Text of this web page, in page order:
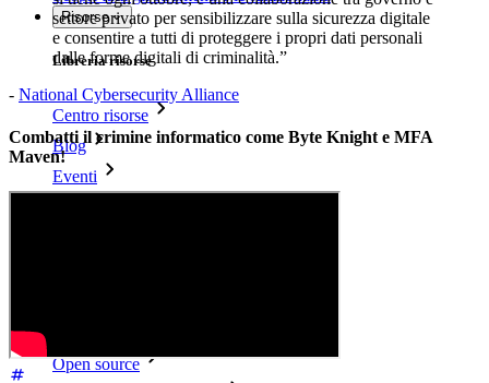
Risorse
Libreria risorse
Centro risorse
Blog
Eventi
Open source
settore privato per sensibilizzare sulla sicurezza digitale
e consentire a tutti di proteggere i propri dati personali
dalle forme digitali di criminalità.”
- National Cybersecurity Alliance
Combatti il crimine informatico come Byte Knight e MFA
Maven!